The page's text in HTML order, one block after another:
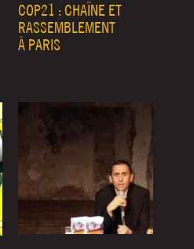
COP21 : CHAÎNE ET
RASSEMBLEMENT
À PARIS